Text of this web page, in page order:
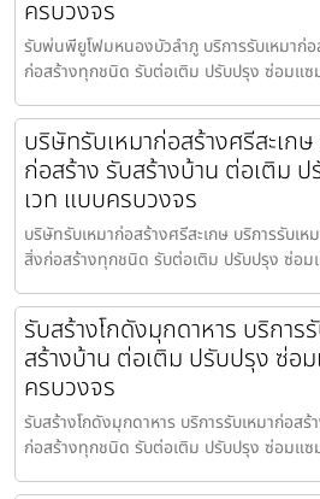
ครบวงจร
รับพ่นพียูโฟมหนองบัวลำภู บริการรับเหมาก่อ
ก่อสร้างทุกชนิด รับต่อเติม ปรับปรุง ซ่อมแซ
บริษัทรับเหมาก่อสร้างศรีสะเก
ก่อสร้าง รับสร้างบ้าน ต่อเติม
เวท แบบครบวงจร
บริษัทรับเหมาก่อสร้างศรีสะเกษ บริการรับเห
สิ่งก่อสร้างทุกชนิด รับต่อเติม ปรับปรุง ซ่อม
รับสร้างโกดังมุกดาหาร บริการ
สร้างบ้าน ต่อเติม ปรับปรุง ซ่อ
ครบวงจร
รับสร้างโกดังมุกดาหาร บริการรับเหมาก่อสร้
ก่อสร้างทุกชนิด รับต่อเติม ปรับปรุง ซ่อมแซ